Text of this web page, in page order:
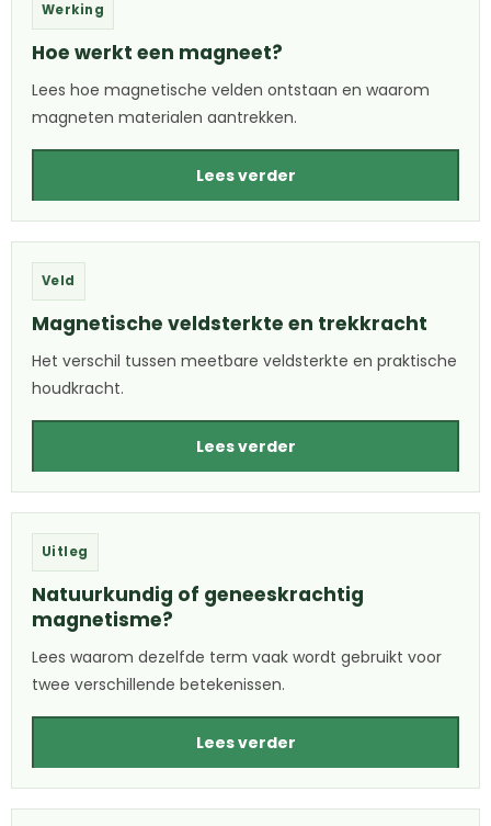
Werking
Hoe werkt een magneet?
Lees hoe magnetische velden ontstaan en waarom
magneten materialen aantrekken.
Lees verder
Veld
Magnetische veldsterkte en trekkracht
Het verschil tussen meetbare veldsterkte en praktische
houdkracht.
Lees verder
Uitleg
Natuurkundig of geneeskrachtig
magnetisme?
Lees waarom dezelfde term vaak wordt gebruikt voor
twee verschillende betekenissen.
Lees verder